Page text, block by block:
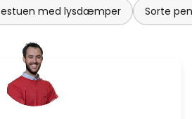
med lysdæmper Sorte